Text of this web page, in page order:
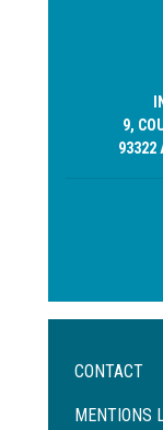
9,
93322
Menu
de
CONTACT
MENTIONS